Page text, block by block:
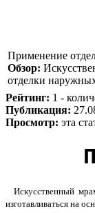
Применение
Обзор:
отделки
Рейтинг: 1 -
Публикация:
Просмотр: эта
Искусственный
изготавливаться на